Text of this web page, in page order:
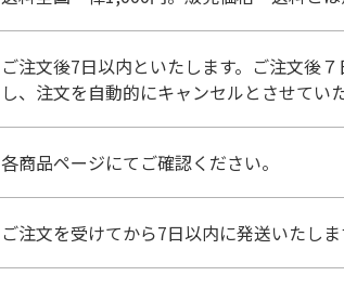
ご注文後7日以内といたします。ご注文後
し、注文を自動的にキャンセルとさせてい
各商品ページにてご確認ください。
ご注文を受けてから7日以内に発送いたしま